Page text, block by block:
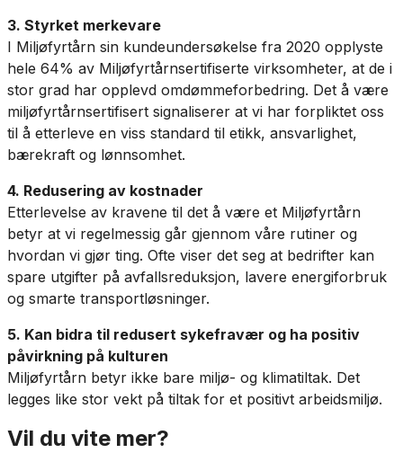
3. Styrket merkevare
I Miljøfyrtårn sin kundeundersøkelse fra 2020 opplyste
hele 64% av Miljøfyrtårnsertifiserte virksomheter, at de i
stor grad har opplevd omdømmeforbedring. Det å være
miljøfyrtårnsertifisert signaliserer at vi har forpliktet oss
til å etterleve en viss standard til etikk, ansvarlighet,
bærekraft og lønnsomhet.
4. Redusering av kostnader
Etterlevelse av kravene til det å være et Miljøfyrtårn
betyr at vi regelmessig går gjennom våre rutiner og
hvordan vi gjør ting. Ofte viser det seg at bedrifter kan
spare utgifter på avfallsreduksjon, lavere energiforbruk
og smarte transportløsninger.
5. Kan bidra til redusert sykefravær og ha positiv
påvirkning på kulturen
Miljøfyrtårn betyr ikke bare miljø- og klimatiltak. Det
legges like stor vekt på tiltak for et positivt arbeidsmiljø.
Vil du vite mer?